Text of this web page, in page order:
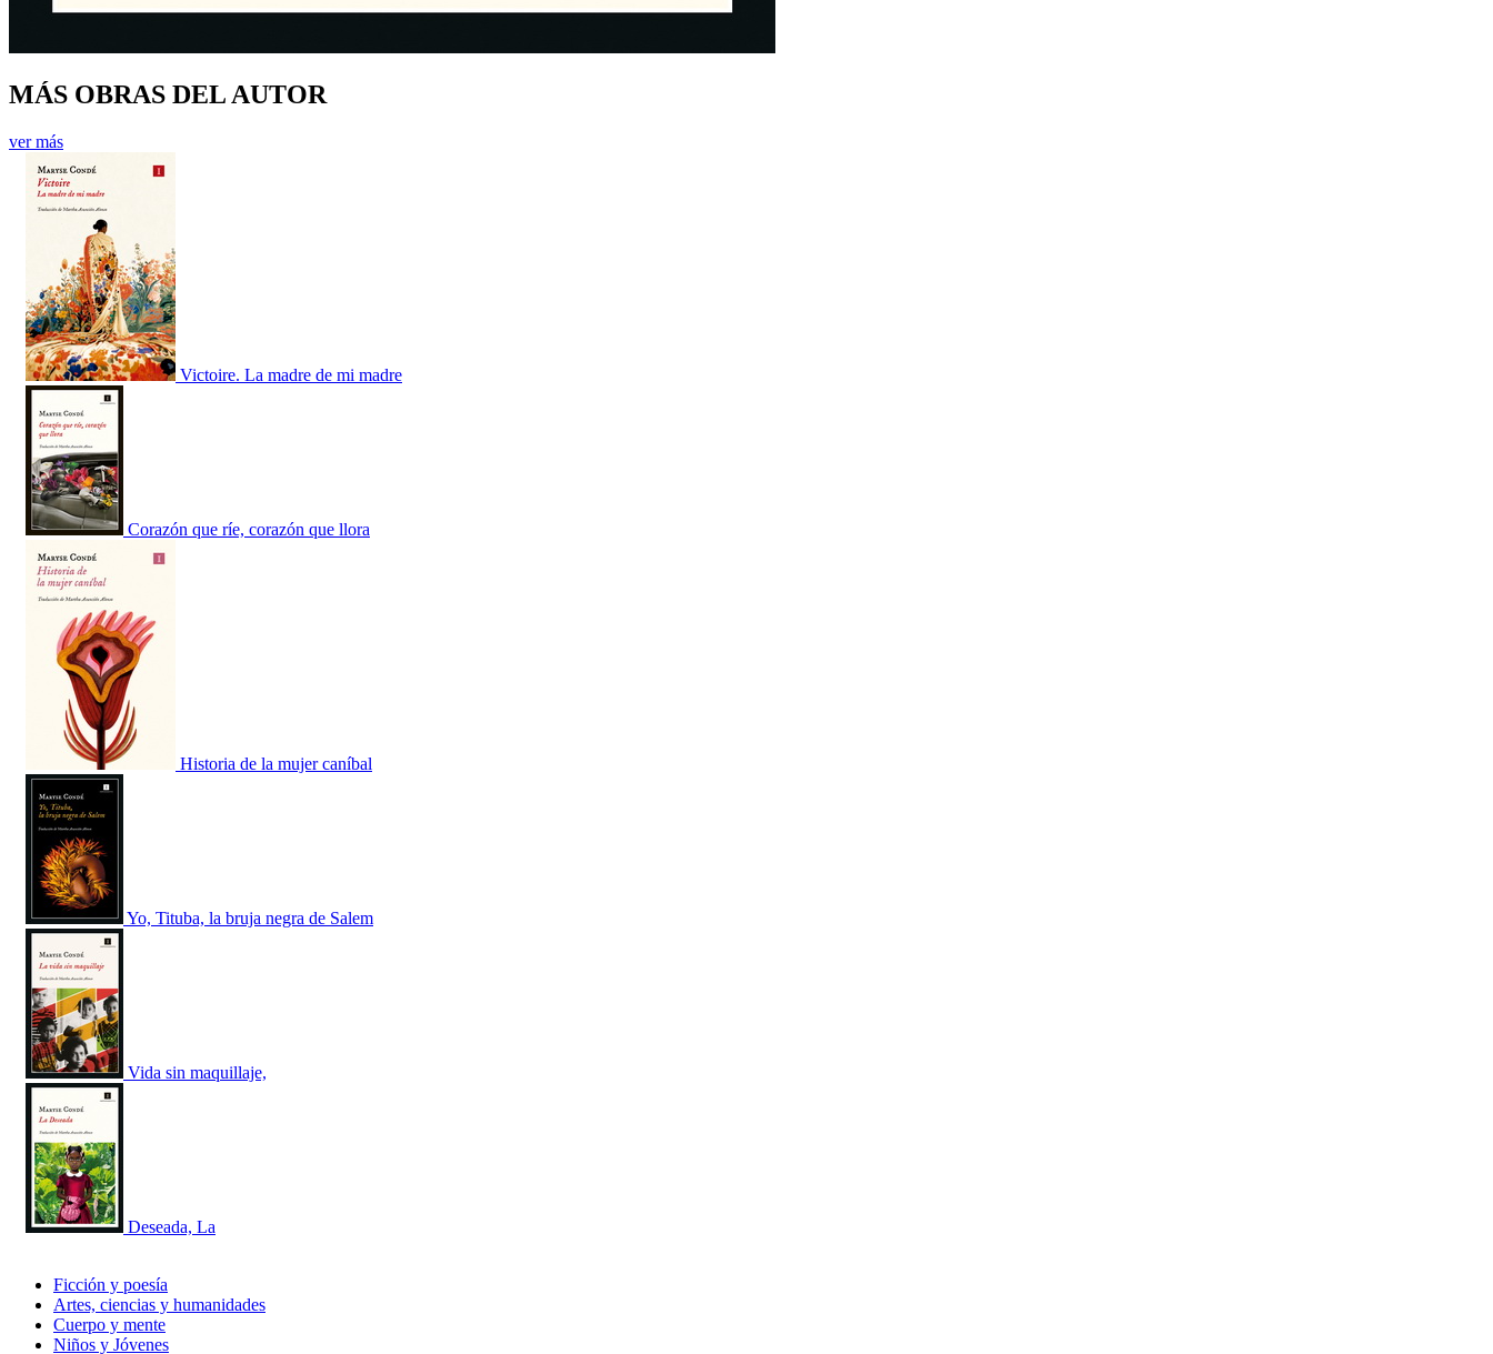
MÁS OBRAS DEL AUTOR
ver más
Victoire. La madre de mi madre
Corazón que ríe, corazón que llora
Historia de la mujer caníbal
Yo, Tituba, la bruja negra de Salem
Vida sin maquillaje,
Deseada, La
Ficción y poesía
Artes, ciencias y humanidades
Cuerpo y mente
Niños y Jóvenes